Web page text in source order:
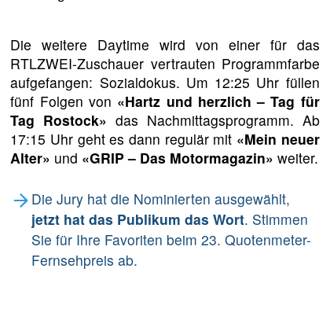
Die weitere Daytime wird von einer für das
RTLZWEI-Zuschauer vertrauten Programmfarbe
aufgefangen: Sozialdokus. Um 12:25 Uhr füllen
fünf Folgen von «Hartz und herzlich – Tag für
Tag Rostock» das Nachmittagsprogramm. Ab
17:15 Uhr geht es dann regulär mit «Mein neuer
Alter» und «GRIP – Das Motormagazin» weiter.
Die Jury hat die Nominierten ausgewählt,
jetzt hat das Publikum das Wort. Stimmen
Sie für Ihre Favoriten beim 23. Quotenmeter-
Fernsehpreis ab.